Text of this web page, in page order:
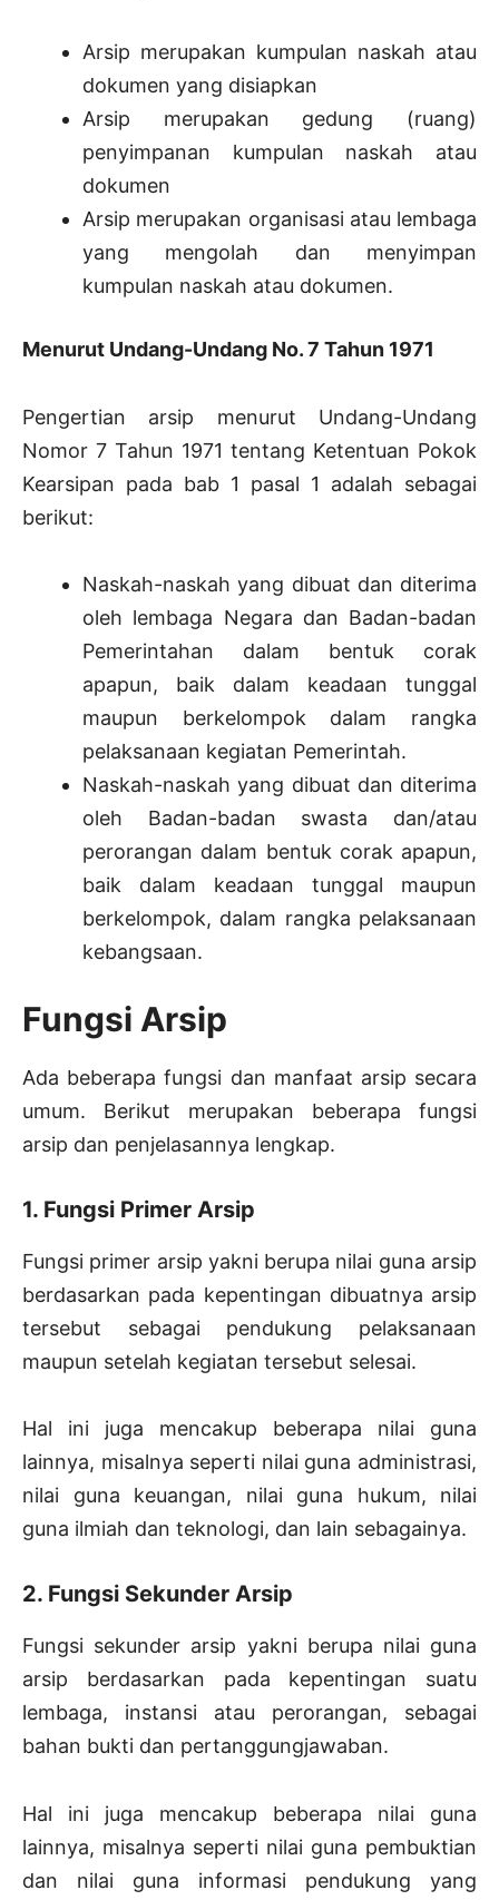
Arsip merupakan kumpulan naskah atau
dokumen yang disiapkan
Arsip merupakan gedung (ruang)
penyimpanan kumpulan naskah atau
dokumen
Arsip merupakan organisasi atau lembaga
yang mengolah dan menyimpan
kumpulan naskah atau dokumen.
Menurut Undang-Undang No. 7 Tahun 1971
Pengertian arsip menurut Undang-Undang
Nomor 7 Tahun 1971 tentang Ketentuan Pokok
Kearsipan pada bab 1 pasal 1 adalah sebagai
berikut:
Naskah-naskah yang dibuat dan diterima
oleh lembaga Negara dan Badan-badan
Pemerintahan dalam bentuk corak
apapun, baik dalam keadaan tunggal
maupun berkelompok dalam rangka
pelaksanaan kegiatan Pemerintah.
Naskah-naskah yang dibuat dan diterima
oleh Badan-badan swasta dan/atau
perorangan dalam bentuk corak apapun,
baik dalam keadaan tunggal maupun
berkelompok, dalam rangka pelaksanaan
kebangsaan.
Fungsi Arsip
Ada beberapa fungsi dan manfaat arsip secara
umum. Berikut merupakan beberapa fungsi
arsip dan penjelasannya lengkap.
1. Fungsi Primer Arsip
Fungsi primer arsip yakni berupa nilai guna arsip
berdasarkan pada kepentingan dibuatnya arsip
tersebut sebagai pendukung pelaksanaan
maupun setelah kegiatan tersebut selesai.
Hal ini juga mencakup beberapa nilai guna
lainnya, misalnya seperti nilai guna administrasi,
nilai guna keuangan, nilai guna hukum, nilai
guna ilmiah dan teknologi, dan lain sebagainya.
2. Fungsi Sekunder Arsip
Fungsi sekunder arsip yakni berupa nilai guna
arsip berdasarkan pada kepentingan suatu
lembaga, instansi atau perorangan, sebagai
bahan bukti dan pertanggungjawaban.
Hal ini juga mencakup beberapa nilai guna
lainnya, misalnya seperti nilai guna pembuktian
dan nilai guna informasi pendukung yang